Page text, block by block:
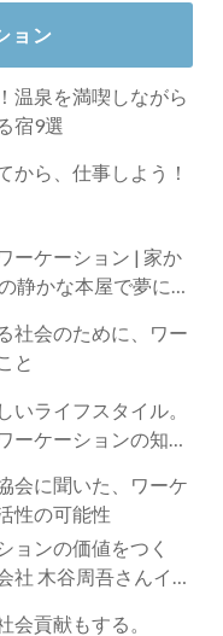
ョン
温泉を満喫しながら
宿9選
から、仕事しよう！
ーケーション | 家か
静かな本屋で夢に近
社会のために、ワー
と
いライフスタイル。
ーケーションの知ら
会に聞いた、ワーケ
性の可能性
ョンの価値をつく
社 木谷周吾さんイン
会貢献もする。